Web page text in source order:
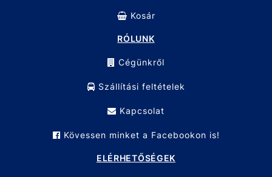
Kosár
RÓLUNK
Cégünkről
Szállítási feltételek
Kapcsolat
Kövessen minket a Facebookon is!
ELÉRHETŐSÉGEK